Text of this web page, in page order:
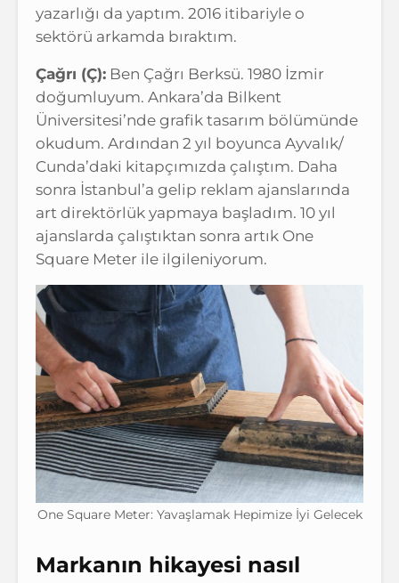
yazarlığı da yaptım. 2016 itibariyle o
sektörü arkamda bıraktım.
Çağrı (Ç): Ben Çağrı Berksü. 1980 İzmir
doğumluyum. Ankara’da Bilkent
Üniversitesi’nde grafik tasarım bölümünde
okudum. Ardından 2 yıl boyunca Ayvalık/
Cunda’daki kitapçımızda çalıştım. Daha
sonra İstanbul’a gelip reklam ajanslarında
art direktörlük yapmaya başladım. 10 yıl
ajanslarda çalıştıktan sonra artık One
Square Meter ile ilgileniyorum.
One Square Meter: Yavaşlamak Hepimize İyi Gelecek
Markanın hikayesi nasıl